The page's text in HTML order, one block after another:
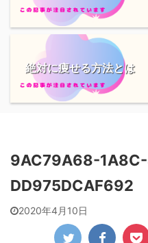
絶対に痩せる方法とは
9AC79A68-
DD975DCAF692
2020年4月10日